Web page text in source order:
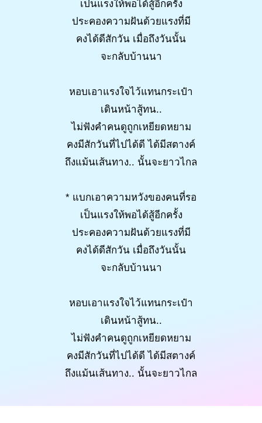
เป็นแรงให้พอได้สู้อีกครั้ง
ประคองความฝันด้วยแรงที่มี
คงได้ดีสักวัน เมื่อถึงวันนั้น
จะกลับบ้านนา
หอบเอาแรงใจไว้แทนกระเป๋า
เดินหน้าสู้ทน..
ไม่ฟังคำคนดูถูกเหยียดหยาม
คงมีสักวันที่ไปได้ดี ได้มีสตางค์
ถึงแม้นเส้นทาง.. นั้นจะยาวไกล
* แบกเอาความหวังของคนที่รอ
เป็นแรงให้พอได้สู้อีกครั้ง
ประคองความฝันด้วยแรงที่มี
คงได้ดีสักวัน เมื่อถึงวันนั้น
จะกลับบ้านนา
หอบเอาแรงใจไว้แทนกระเป๋า
เดินหน้าสู้ทน..
ไม่ฟังคำคนดูถูกเหยียดหยาม
คงมีสักวันที่ไปได้ดี ได้มีสตางค์
ถึงแม้นเส้นทาง.. นั้นจะยาวไกล